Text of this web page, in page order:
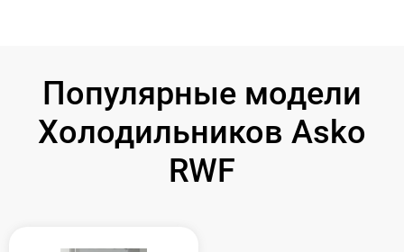
Популярные модели
Холодильников Asko
RWF